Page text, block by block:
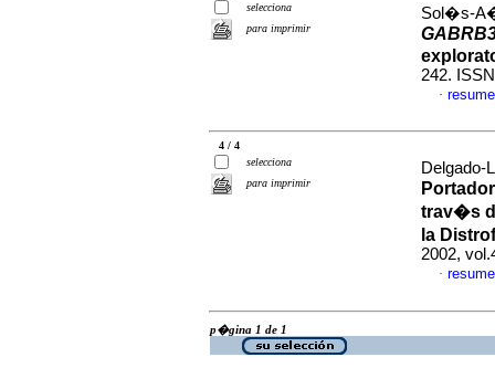
selecciona
para imprimir
Sol�s-
242.
·
4 / 4
selecciona
para imprimir
trav�s
la
2002,
·
p�gina 1 de 1